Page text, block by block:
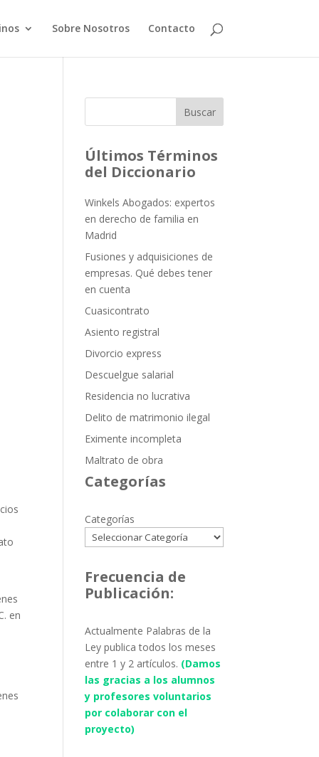
Sobre Nosotros Contacto
en
Buscar
Últimos Términos
del Diccionario
Winkels Abogados: expertos
en derecho de familia en
Madrid
Fusiones y adquisiciones de
empresas. Qué debes tener
en cuenta
Cuasicontrato
Asiento registral
Divorcio express
Descuelgue salarial
Residencia no lucrativa
Delito de matrimonio ilegal
Eximente incompleta
Maltrato de obra
Categorías
Categorías
Frecuencia de
Publicación:
Actualmente Palabras de la
Ley publica todos los meses
entre 1 y 2 artículos. (Damos
las gracias a los alumnos
y profesores voluntarios
por colaborar con el
proyecto)